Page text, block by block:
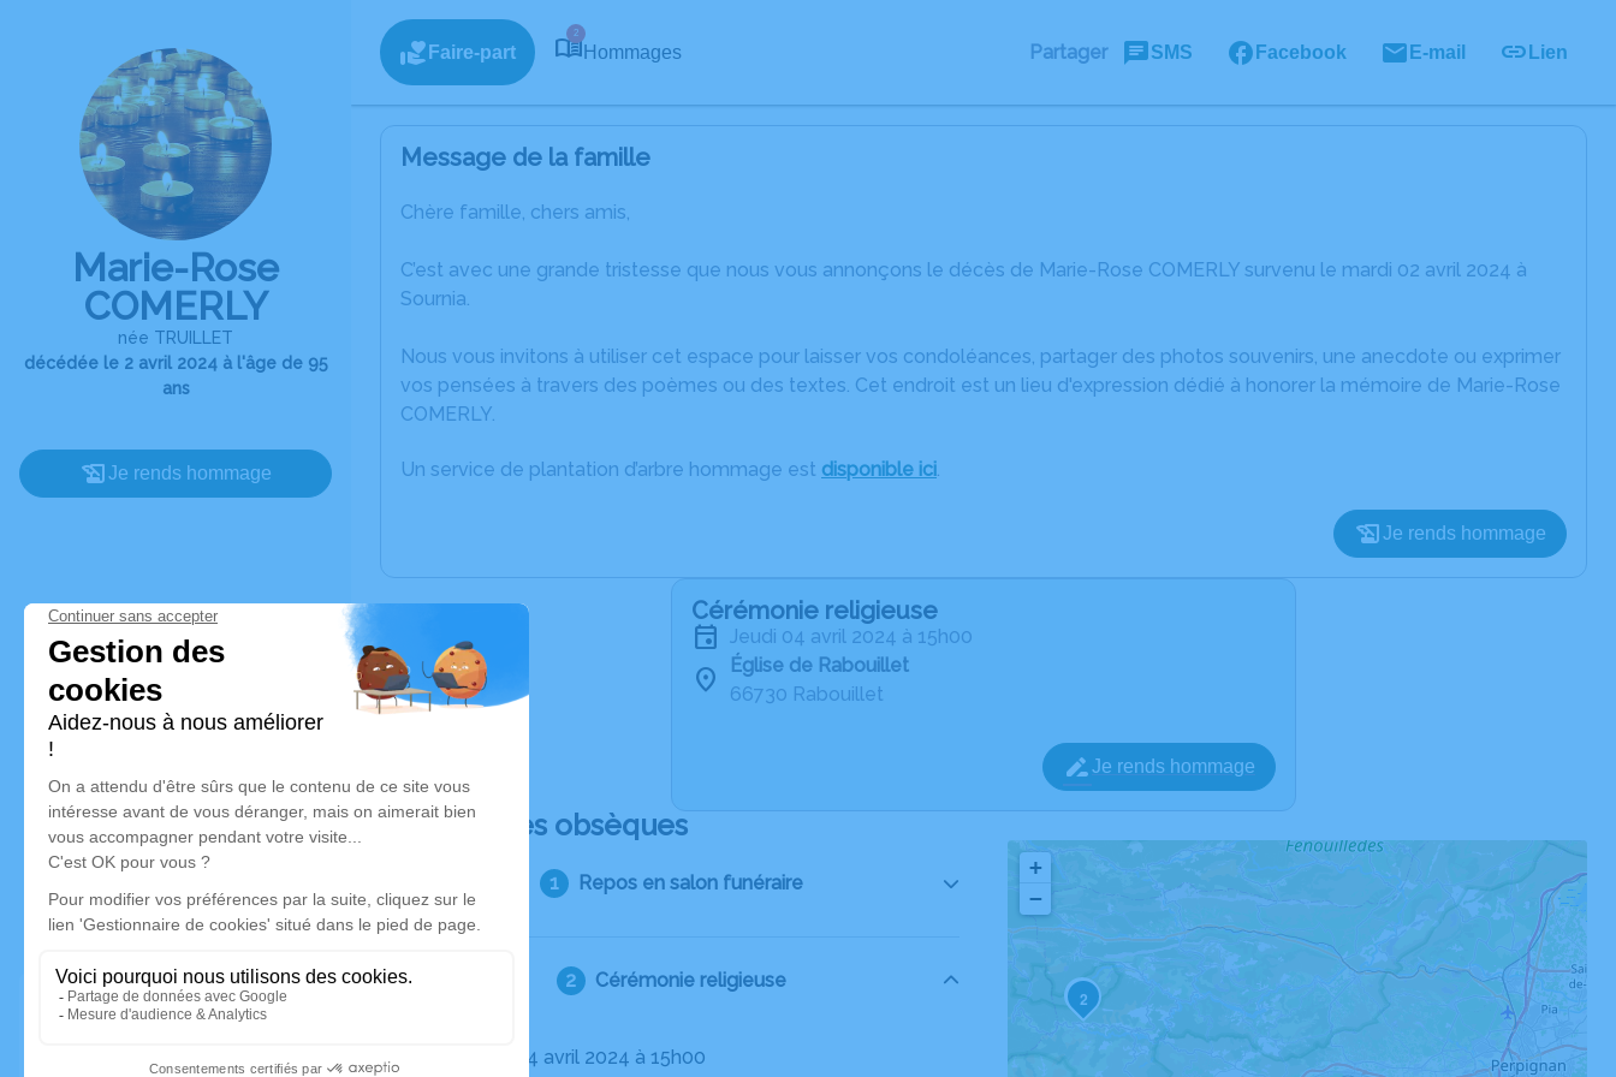
Marie-Rose
COMERLY
née TRUILLET
décédée le 2 avril 2024 à l'âge de 95
ans
Je rends hommage
Faire-part
2
Hommages Partager SMS Facebook E-mail Lien
Message de la famille
Chère famille, chers amis,
C’est avec une grande tristesse que nous vous annonçons le décès de Marie-Rose COMERLY survenu le mardi 02 avril 2024 à
Sournia.
Nous vous invitons à utiliser cet espace pour laisser vos condoléances, partager des photos souvenirs, une anecdote ou exprimer
vos pensées à travers des poèmes ou des textes. Cet endroit est un lieu d'expression dédié à honorer la mémoire de Marie-Rose
COMERLY.
Un service de plantation d’arbre hommage est disponible ici.
Je rends hommage
Cérémonie religieuse
jeudi 04 avril 2024 à 15h00
Église de Rabouillet
66730 Rabouillet
Je rends hommage
Déroulé des obsèques
Repos en salon funéraire
Cérémonie religieuse
Le jeudi 04 avril 2024 à 15h00
2
3
+
−